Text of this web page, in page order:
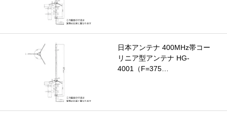
日本アンテナ 400MHz帯コー
リニア型アンテナ HG-
4001（F=375…